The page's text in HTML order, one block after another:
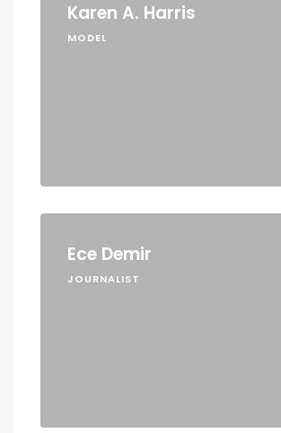
Karen A. Harris
MODEL
Ece Demir
JOURNALIST